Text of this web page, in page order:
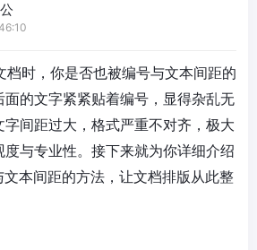
时，你是否也被编号与文本间距的
面的文字紧紧贴着编号，显得杂乱无
间距过大，格式严重不对齐，极大
与专业性。接下来就为你详细介绍
本间距的方法，让文档排版从此整